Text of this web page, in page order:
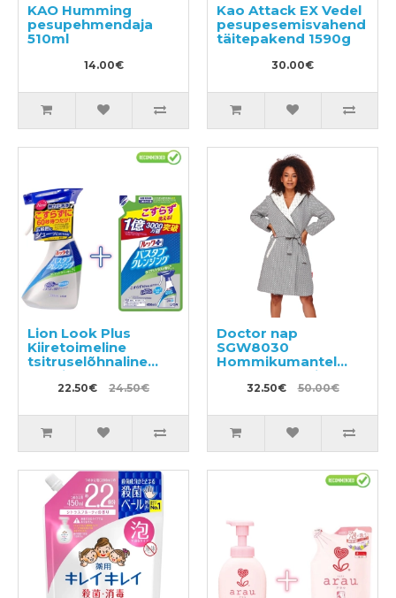
KAO Humming
pesupehmendaja
510ml
14.00€
Kao Attack EX Vedel
pesupesemisvahend
täitepakend 1590g
30.00€
Lion Look Plus
Kiiretoimeline
tsitruselõhnaline
vannitoapuhastusvahend
500ml + täide 450ml
22.50€ 24.50€
Doctor nap
SGW8030
Hommikumantel
lapseootel naistele
32.50€ 50.00€